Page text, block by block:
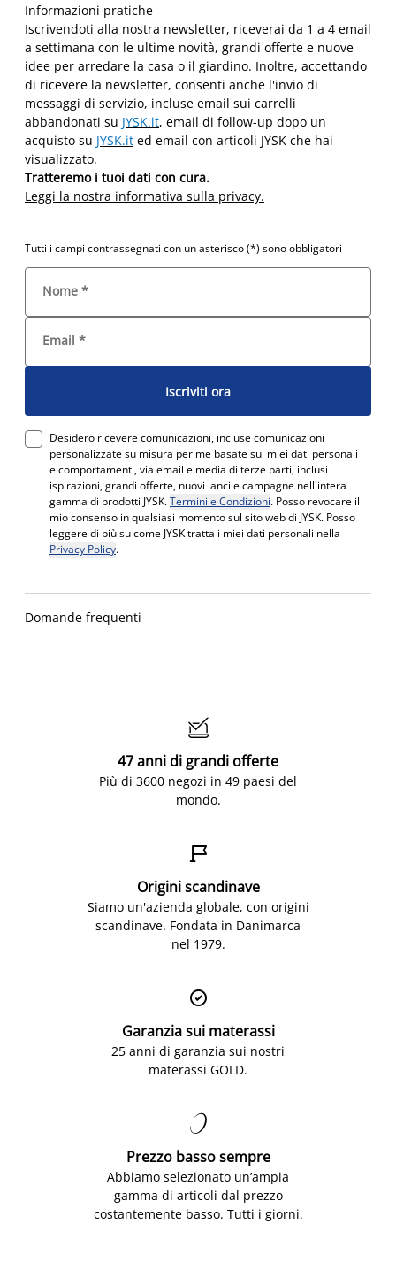
Informazioni pratiche
Iscrivendoti alla nostra newsletter, riceverai da 1 a 4 email
a settimana con le ultime novità, grandi offerte e nuove
idee per arredare la casa o il giardino. Inoltre, accettando
di ricevere la newsletter, consenti anche l'invio di
messaggi di servizio, incluse email sui carrelli
abbandonati su JYSK.it, email di follow-up dopo un
acquisto su JYSK.it ed email con articoli JYSK che hai
visualizzato.
Tratteremo i tuoi dati con cura.
Leggi la nostra informativa sulla privacy.
Tutti i campi contrassegnati con un asterisco (*) sono obbligatori
Nome *
Email *
Iscriviti ora
Desidero ricevere comunicazioni, incluse comunicazioni
personalizzate su misura per me basate sui miei dati personali
e comportamenti, via email e media di terze parti, inclusi
ispirazioni, grandi offerte, nuovi lanci e campagne nell'intera
gamma di prodotti JYSK.Termini e Condizioni. Posso revocare il
mio consenso in qualsiasi momento sul sito web di JYSK. Posso
leggere di più su come JYSK tratta i miei dati personali nella
Privacy Policy.
Domande frequenti

47 anni di grandi offerte
Più di 3600 negozi in 49 paesi del
mondo.

Origini scandinave
Siamo un'azienda globale, con origini
scandinave. Fondata in Danimarca
nel 1979.

Garanzia sui materassi
25 anni di garanzia sui nostri
materassi GOLD.

Prezzo basso sempre
Abbiamo selezionato un’ampia
gamma di articoli dal prezzo
costantemente basso. Tutti i giorni.